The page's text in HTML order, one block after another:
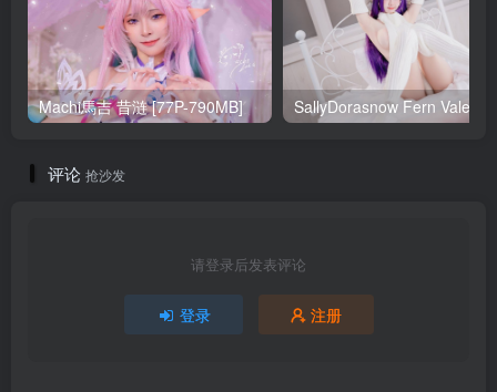
Machi馬吉 昔涟 [77P-790MB]
评论 抢沙发
请登录后发表评论
登录 注册